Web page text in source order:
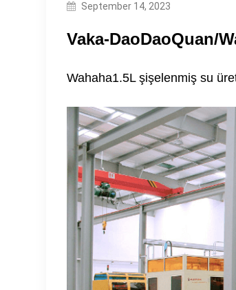
September 14, 2023
Vaka-DaoDaoQuan/
Wahaha1.5L şişelenmiş su